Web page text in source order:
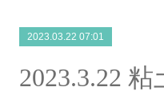
2023.03.22 07:01